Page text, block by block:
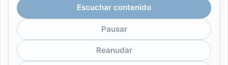
Escuchar contenido
Pausar
Reanudar